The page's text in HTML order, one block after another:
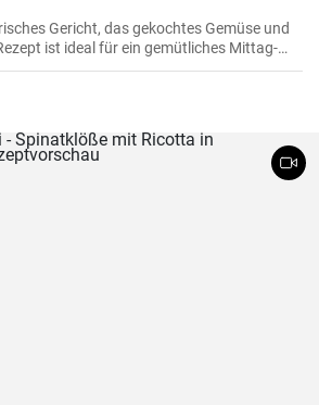
Gericht, das gekochtes Gemüse und
ist ideal für ein gemütliches Mittag-